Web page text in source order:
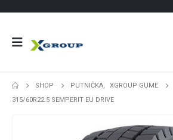
SHOP PUTNIČKA,
XGROUP GUME
315/60R22.5 SEMPERIT EU DRIVE